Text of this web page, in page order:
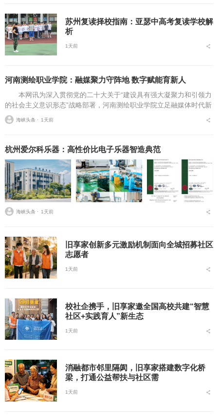
苏州复读择校指南：亚瑟中高考复读学校解
析
1天前
河南测绘职业学院：融媒聚力守阵地 数字赋能育新人
本网讯为深入贯彻党的二十大关于“建设具有强大凝聚力和引领力
的社会主义意识形态”战略部署，河南测绘职业学院立足融媒体时代新
挑战，扎实推进在风险研判、机制创新、技术赋能、实践育人等方面
的路径分析与研...
海峡头条 ⋅ 1天前
杭州爱尔科乐器：高性价比电子乐器智造典范
海峡头条 ⋅ 1天前
旧享家创新多元激励机制面向全城招募社区
志愿者
1天前
校社企携手，旧享家邀全国高校共建“智慧
社区+实践育人”新生态
1天前
消融都市邻里隔阂，旧享家搭建数字化桥
梁，打通公益帮扶与社区需
1天前